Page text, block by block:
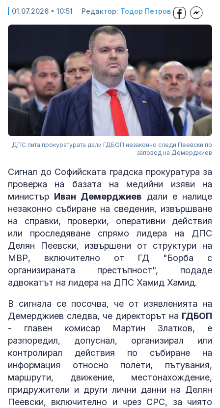
01.07.2026 • 10:51 Редактор: Тодор Петров
ДПС пита прокуратурата дали ГДБОП незаконно следи Пеевски по
заповед на Демерджиев
Сигнал до Софийската градска прокуратура за
проверка на базата на медийни изяви на
министър Иван Демерджиев дали е налице
незаконно събиране на сведения, извършване
на справки, проверки, оперативни действия
или проследяване спрямо лидера на ДПС
Делян Пеевски, извършени от структури на
МВР, включително от ГД "Борба с
организираната престъпност", подаде
адвокатът на лидера на ДПС Хамид Хамид.
В сигнала се посочва, че от изявленията на
Демерджиев следва, че директорът на ГДБОП
- главен комисар Мартин Златков, е
разпоредил, допуснал, организирал или
контролирал действия по събиране на
информация относно полети, пътувания,
маршрути, движение, местонахождение,
придружители и други лични данни на Делян
Пеевски, включително и чрез СРС, за чиято